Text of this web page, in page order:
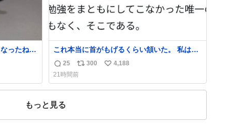
なったね☺️
これ本当に首がもげるくらい頷いた。 私は入
学前に送られてきた、大学のサークル紹介冊
子を見た時点で終わりを感じたので、女子大
でもないくせに偏差値の高い大学のインカレ
サークルに突撃して所属するという奇行で事
それくらいした方が予後がいいです。
返
信
数
25
リ
ポ
ス
300
い
ね
4,188
21時間前
もっと見る